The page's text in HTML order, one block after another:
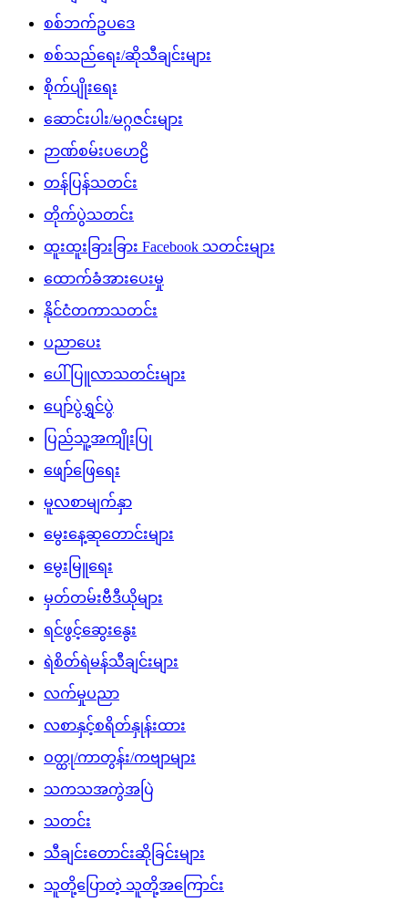
စစ်ဘက်ဥပဒေ
စစ်သည်ရေး/ဆိုသီချင်းများ
စိုက်ပျိုးရေး
ဆောင်းပါး/မဂ္ဂဇင်းများ
ဉာဏ်စမ်းပဟေဠိ
တန်ပြန်သတင်း
တိုက်ပွဲသတင်း
ထူးထူးခြားခြား Facebook သတင်းများ
ထောက်ခံအားပေးမှု
နိုင်ငံတကာသတင်း
ပညာပေး
ပေါ်ပြူလာသတင်းများ
ပျော်ပွဲရွှင်ပွဲ
ပြည်သူ့အကျိုးပြု
ဖျော်ဖြေရေး
မူလစာမျက်နှာ
မွေးနေ့ဆုတောင်းများ
မွေးမြူရေး
မှတ်တမ်းဗီဒီယိုများ
ရင်ဖွင့်ဆွေးနွေး
ရဲစိတ်ရဲမန်သီချင်းများ
လက်မှုပညာ
လစာနှင့်စရိတ်နှုန်းထား
ဝတ္ထု/ကာတွန်း/ကဗျာများ
သကသအကွဲအပြဲ
သတင်း
သီချင်းတောင်းဆိုခြင်းများ
သူတို့ပြောတဲ့ သူတို့အကြောင်း